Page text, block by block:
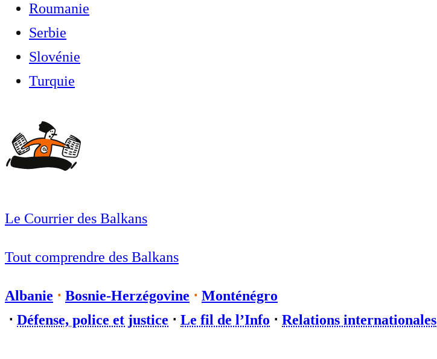
Roumanie
Serbie
Slovénie
Turquie
Le Courrier des Balkans
Tout comprendre des Balkans
Albanie ⋅ Bosnie-Herzégovine ⋅ Monténégro
⋅ Défense, police et justice ⋅ Le fil de l’Info ⋅ Relations internationales